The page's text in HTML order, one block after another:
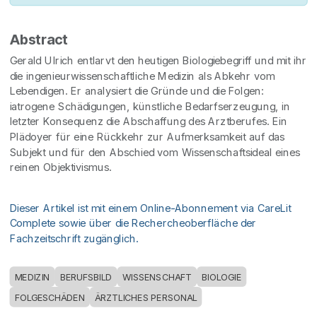
Abstract
Gerald Ulrich entlarvt den heutigen Biologiebegriff und mit ihr
die ingenieurwissenschaftliche Medizin als Abkehr vom
Lebendigen. Er analysiert die Gründe und die Folgen:
iatrogene Schädigungen, künstliche Bedarfserzeugung, in
letzter Konsequenz die Abschaffung des Arztberufes. Ein
Plädoyer für eine Rückkehr zur Aufmerksamkeit auf das
Subjekt und für den Abschied vom Wissenschaftsideal eines
reinen Objektivismus.
Dieser Artikel ist mit einem Online-Abonnement via CareLit
Complete sowie über die Rechercheoberfläche der
Fachzeitschrift zugänglich.
MEDIZIN BERUFSBILD WISSENSCHAFT
BIOLOGIE
FOLGESCHÄDEN
ÄRZTLICHES PERSONAL